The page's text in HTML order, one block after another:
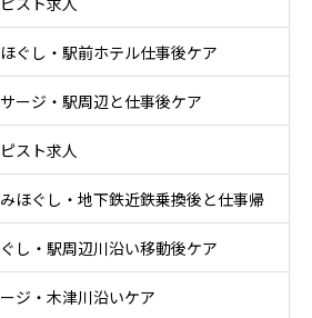
ぐし・駅前ホテル仕事後ケア
ージ・駅周辺と仕事後ケア
スト求人
ほぐし・地下鉄近鉄乗換後と仕事帰
し・駅周辺川沿い移動後ケア
ジ・木津川沿いケア